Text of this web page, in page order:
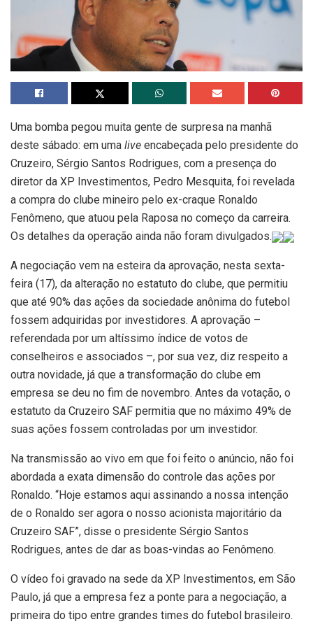
Uma bomba pegou muita gente de surpresa na manhã
deste sábado: em uma live encabeçada pelo presidente do
Cruzeiro, Sérgio Santos Rodrigues, com a presença do
diretor da XP Investimentos, Pedro Mesquita, foi revelada
a compra do clube mineiro pelo ex-craque Ronaldo
Fenômeno, que atuou pela Raposa no começo da carreira.
Os detalhes da operação ainda não foram divulgados.
A negociação vem na esteira da aprovação, nesta sexta-
feira (17), da alteração no estatuto do clube, que permitiu
que até 90% das ações da sociedade anônima do futebol
fossem adquiridas por investidores. A aprovação –
referendada por um altíssimo índice de votos de
conselheiros e associados –, por sua vez, diz respeito a
outra novidade, já que a transformação do clube em
empresa se deu no fim de novembro. Antes da votação, o
estatuto da Cruzeiro SAF permitia que no máximo 49% de
suas ações fossem controladas por um investidor.
Na transmissão ao vivo em que foi feito o anúncio, não foi
abordada a exata dimensão do controle das ações por
Ronaldo. “Hoje estamos aqui assinando a nossa intenção
de o Ronaldo ser agora o nosso acionista majoritário da
Cruzeiro SAF”, disse o presidente Sérgio Santos
Rodrigues, antes de dar as boas-vindas ao Fenômeno.
O vídeo foi gravado na sede da XP Investimentos, em São
Paulo, já que a empresa fez a ponte para a negociação, a
primeira do tipo entre grandes times do futebol brasileiro.